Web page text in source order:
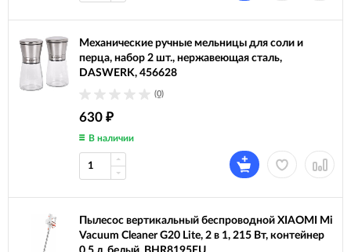
Механические ручные мельницы для соли и
перца, набор 2 шт., нержавеющая сталь,
DASWERK, 456628
(0)
630 ₽
В наличии
Пылесос вертикальный беспроводной XIAOMI Mi
Vacuum Cleaner G20 Lite, 2 в 1, 215 Вт, контейнер